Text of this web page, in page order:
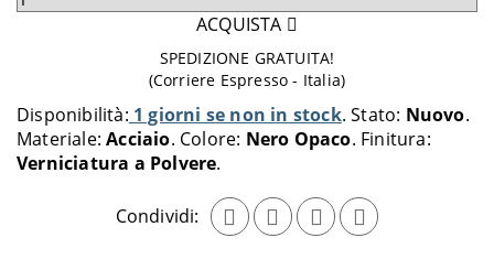
Disponibilità: 1 giorni se non in stock Stato: Nuovo
Materiale:Acciaio Colore: Nero Opaco Finitura:
Verniciatura a Polvere
Condividi:
carrello
ACQUISTA
SPEDIZIONE GRATUITA!
(Corriere Espresso - Italia)